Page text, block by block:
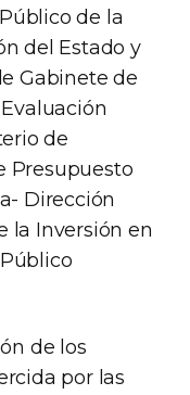
de la
del Estado y
Gabinete de
de
Presupuesto
Dirección
la Inversión en
de los
por las